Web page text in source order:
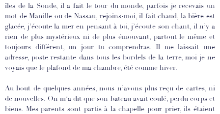
îles de la Sonde, il a fait le tour du monde, parfois je recevais un
mot de Manille ou de Nassau, rejoins-moi, il fait chaud, la bière est
glacée, j’écoute la mer en pensant à toi, j’écoute son chant, il n’y a
rien de plus mystérieux ni de plus émouvant, partout le même et
toujours différent, un jour tu comprendras. Il me laissait une
adresse, poste restante dans tous les bordels de la terre, moi je ne
voyais que le plafond de ma chambre, été comme hiver.
Au bout de quelques années, nous n’avons plus reçu de cartes, ni
de nouvelles. On m’a dit que son bateau avait coulé, perdu corps et
biens. Mes parents sont partis à la chapelle pour prier, ils étaient